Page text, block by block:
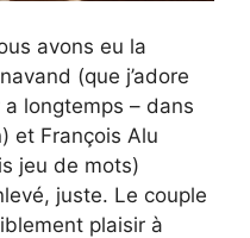
avons eu la
(que j’adore
a longtemps – dans
et François Alu
jeu de mots)
juste. Le couple
plaisir à